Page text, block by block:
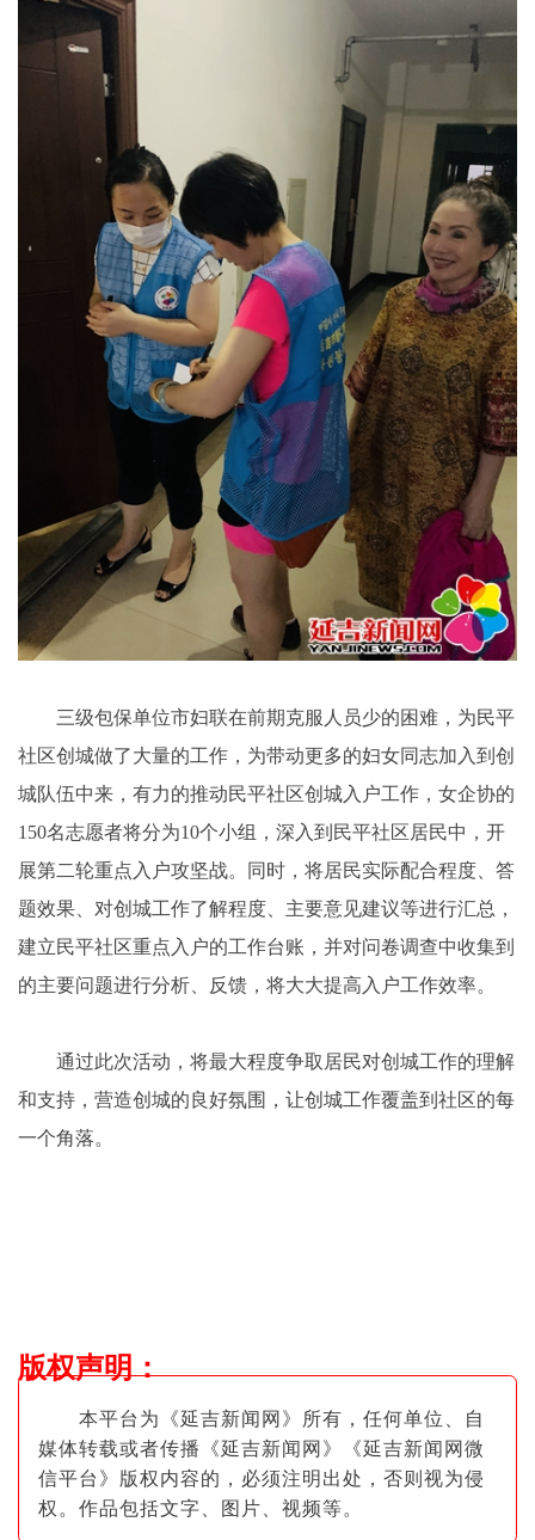
三级包保单位市妇联在前期克服人员少的困难，为民平
社区创城做了大量的工作，为带动更多的妇女同志加入到创
城队伍中来，有力的推动民平社区创城入户工作，女企协的
150名志愿者将分为10个小组，深入到民平社区居民中，开
展第二轮重点入户攻坚战。同时，将居民实际配合程度、答
题效果、对创城工作了解程度、主要意见建议等进行汇总，
建立民平社区重点入户的工作台账，并对问卷调查中收集到
的主要问题进行分析、反馈，将大大提高入户工作效率。
通过此次活动，将最大程度争取居民对创城工作的理解
和支持，营造创城的良好氛围，让创城工作覆盖到社区的每
一个角落。
版权声明：
本平台为《延吉新闻网》所有，任何单位、自
媒体转载或者传播《延吉新闻网》《延吉新闻网微
信平台》版权内容的，必须注明出处，否则视为侵
权。作品包括文字、图片 、视频等。